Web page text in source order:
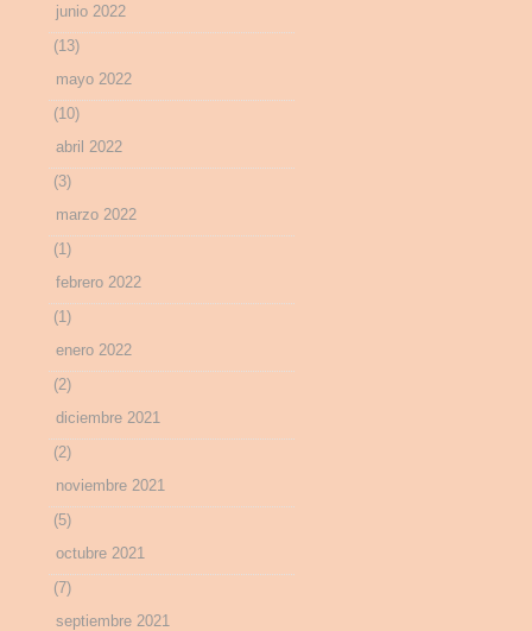
junio 2022
(13)
mayo 2022
(10)
abril 2022
(3)
marzo 2022
(1)
febrero 2022
(1)
enero 2022
(2)
diciembre 2021
(2)
noviembre 2021
(5)
octubre 2021
(7)
septiembre 2021